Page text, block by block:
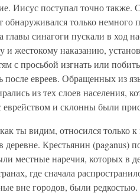
Иисус поступал точно
обнаруживался только
главы синагоги пускали в ход
и жестокому наказанию,
с просьбой изгнать или
после евреев. Обращенных из
из тех слоев населения,
еврейством и склонны были
ты видим, относился только
деревне. Крестьянин (рaganus)
местные наречия, которых в
где сначала
вне городов, были редкостью.